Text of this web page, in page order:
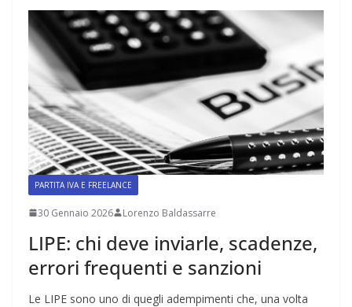
PARTITA IVA E FREELANCE
30 Gennaio 2026 Lorenzo Baldassarre
LIPE: chi deve inviarle, scadenze,
errori frequenti e sanzioni
Le LIPE sono uno di quegli adempimenti che, una volta